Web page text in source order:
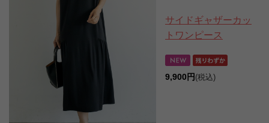
サイドギャザーカッ
トワンピース
9,900円 (税込)